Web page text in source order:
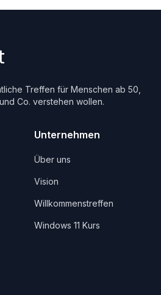
Treffen für Menschen ab 50,
Co. verstehen wollen.
Unternehmen
Über uns
Vision
Willkommenstreffen
Windows 11 Kurs